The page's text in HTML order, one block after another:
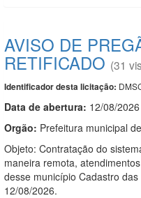
AVISO DE
RETIFICADO (31
Identificador desta licitação:
Data de abertura: 12/08/
Orgão: Prefeitura municipal
Objeto: Contratação do
maneira remota,
desse município Cadastro
12/08/2026.